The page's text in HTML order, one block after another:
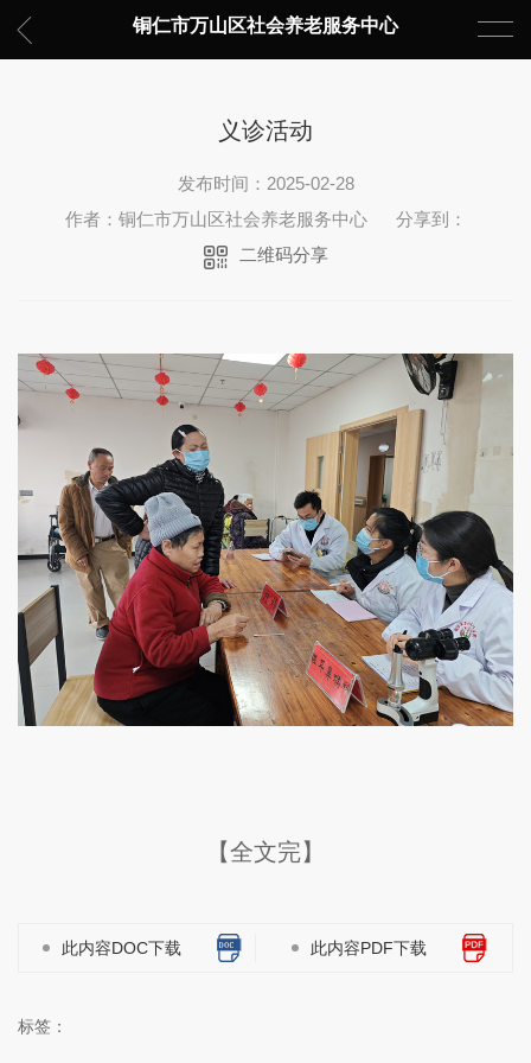
铜仁市万山区社会养老服务中心
义诊活动
发布时间：2025-02-28
作者：铜仁市万山区社会养老服务中心
分享到：
二维码分享
【全文完】
此内容DOC下载 此内容PDF下载
标签：